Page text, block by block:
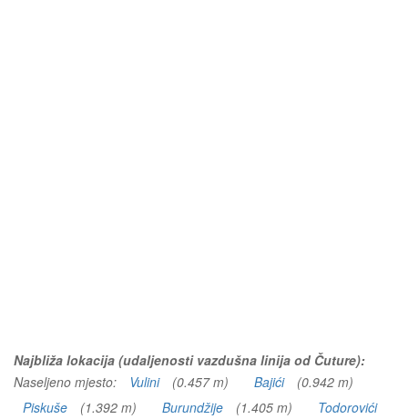
Najbliža lokacija (udaljenosti vazdušna linija od Čuture):
Naseljeno mjesto:
Vulini (0.457 m) Bajići
(0.942 m)
Piskuše
(1.392 m) Burundžije (1.405 m)
Todorovići